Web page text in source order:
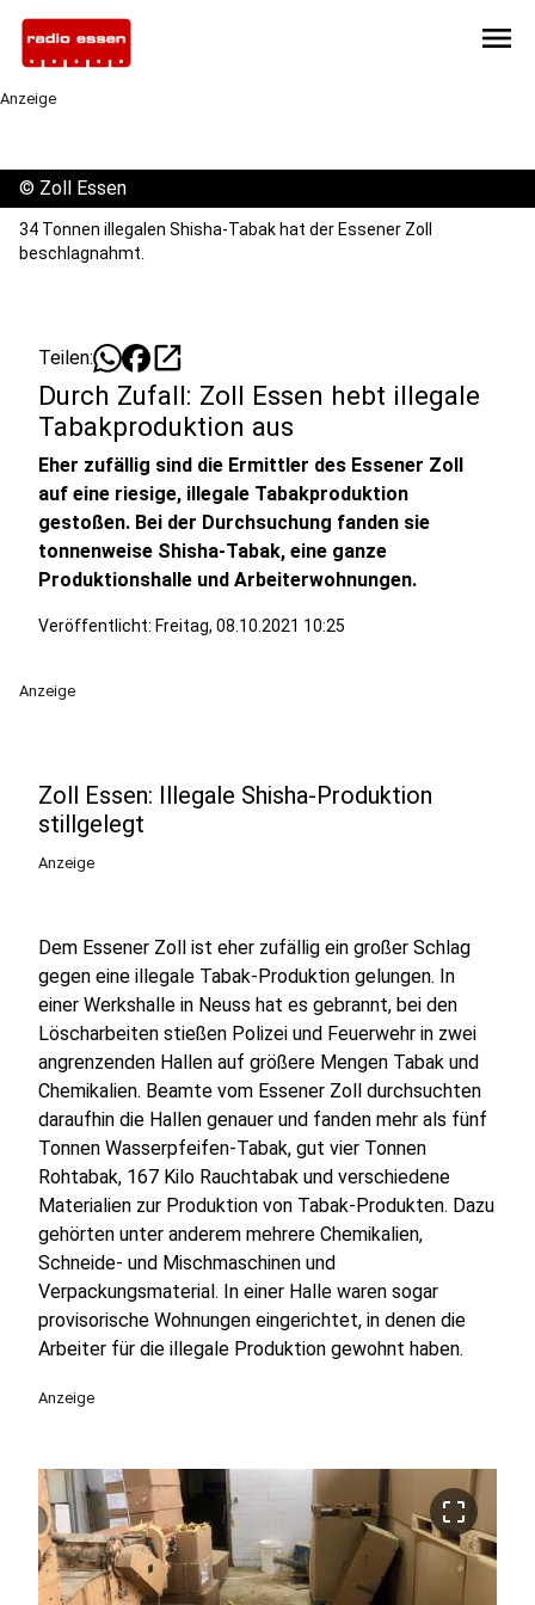
menu
Anzeige
© Zoll Essen
34 Tonnen illegalen Shisha-Tabak hat der Essener Zoll
beschlagnahmt.
Teilen: open_in_new
Durch Zufall: Zoll Essen hebt illegale
Tabakproduktion aus
Eher zufällig sind die Ermittler des Essener Zoll
auf eine riesige, illegale Tabakproduktion
gestoßen. Bei der Durchsuchung fanden sie
tonnenweise Shisha-Tabak, eine ganze
Produktionshalle und Arbeiterwohnungen.
Veröffentlicht: Freitag, 08.10.2021 10:25
Anzeige
Zoll Essen: Illegale Shisha-Produktion
stillgelegt
Anzeige
Dem Essener Zoll ist eher zufällig ein großer Schlag
gegen eine illegale Tabak-Produktion gelungen. In
einer Werkshalle in Neuss hat es gebrannt, bei den
Löscharbeiten stießen Polizei und Feuerwehr in zwei
angrenzenden Hallen auf größere Mengen Tabak und
Chemikalien. Beamte vom Essener Zoll durchsuchten
daraufhin die Hallen genauer und fanden mehr als fünf
Tonnen Wasserpfeifen-Tabak, gut vier Tonnen
Rohtabak, 167 Kilo Rauchtabak und verschiedene
Materialien zur Produktion von Tabak-Produkten. Dazu
gehörten unter anderem mehrere Chemikalien,
Schneide- und Mischmaschinen und
Verpackungsmaterial. In einer Halle waren sogar
provisorische Wohnungen eingerichtet, in denen die
Arbeiter für die illegale Produktion gewohnt haben.
Anzeige
crop_free